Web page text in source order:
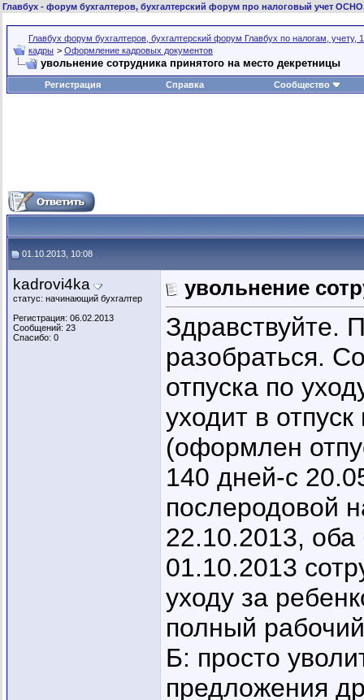
Главбух - форум бухгалтеров, бухгалтерский форум про налоговый учет
Главбух форум бухгалтеров, бухгалтерский форум Главбух по налогам, учету,
кадры > Оформление кадровых документов
увольнение сотрудника принятого на место декретницы
Регистрация Справка Сообщество
01.10.2013, 10:08
kadrovi4ka
статус: начинающий бухгалтер
Регистрация: 06.02.2013
Сообщений: 23
Спасибо: 0
увольнение
Здравствуйте.
разобраться.
отпуска по
уходит в
(оформлен
140 дней-с
послеродовой
22.10.2013,
01.10.2013
уходу за
полный
Б: просто
предложения